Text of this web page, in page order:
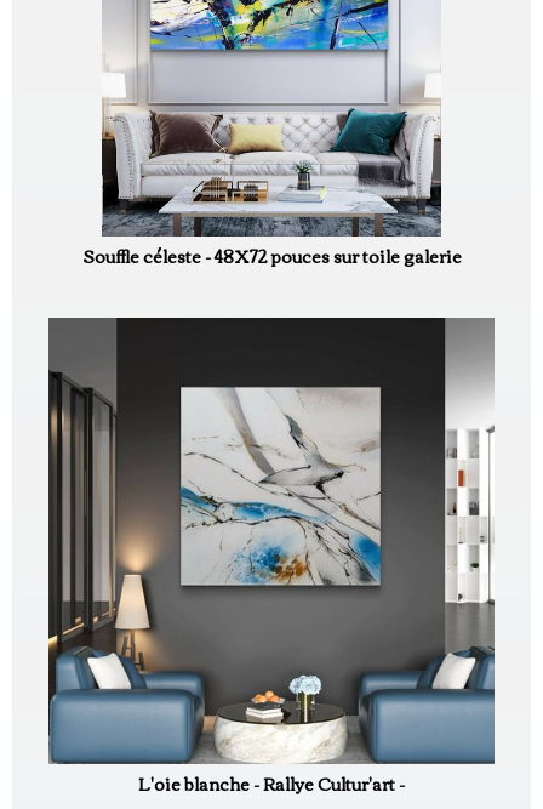
Souffle céleste - 48X72 pouces sur toile galerie
L'oie blanche - Rallye Cultur'art -